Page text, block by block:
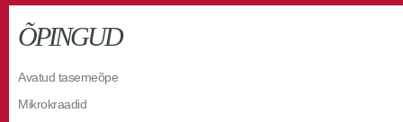
ÕPINGUD
Avatud tasemeõpe
Mikrokraadid